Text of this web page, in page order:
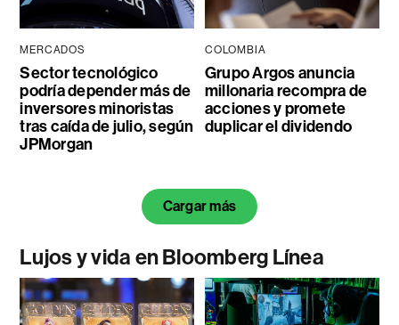
MERCADOS
Sector tecnológico
podría depender más de
inversores minoristas
tras caída de julio, según
JPMorgan
COLOMBIA
Grupo Argos anuncia
millonaria recompra de
acciones y promete
duplicar el dividendo
Cargar más
Lujos y vida en Bloomberg Línea